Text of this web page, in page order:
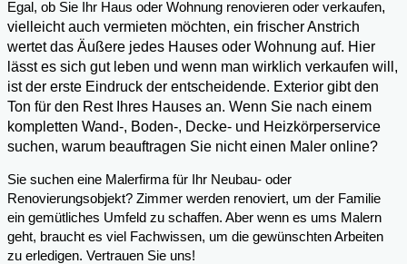
Egal, ob Sie Ihr Haus oder Wohnung renovieren oder verkaufen,
vielleicht auch vermieten möchten, ein frischer Anstrich
wertet das Äußere jedes Hauses oder Wohnung auf. Hier
lässt es sich gut leben und wenn man wirklich verkaufen will,
ist der erste Eindruck der entscheidende. Exterior gibt den
Ton für den Rest Ihres Hauses an. Wenn Sie nach einem
kompletten Wand-, Boden-, Decke- und Heizkörperservice
suchen, warum beauftragen Sie nicht einen Maler online?
Sie suchen eine Malerfirma für Ihr Neubau- oder
Renovierungsobjekt? Zimmer werden renoviert, um der Familie
ein gemütliches Umfeld zu schaffen. Aber wenn es ums Malern
geht, braucht es viel Fachwissen, um die gewünschten Arbeiten
zu erledigen. Vertrauen Sie uns!